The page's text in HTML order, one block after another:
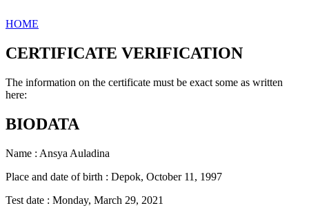
HOME
CERTIFICATE VERIFICATION
The information on the certificate must be exact some as written
here:
BIODATA
Name : Ansya Auladina
Place and date of birth : Depok, October 11, 1997
Test date : Monday, March 29, 2021